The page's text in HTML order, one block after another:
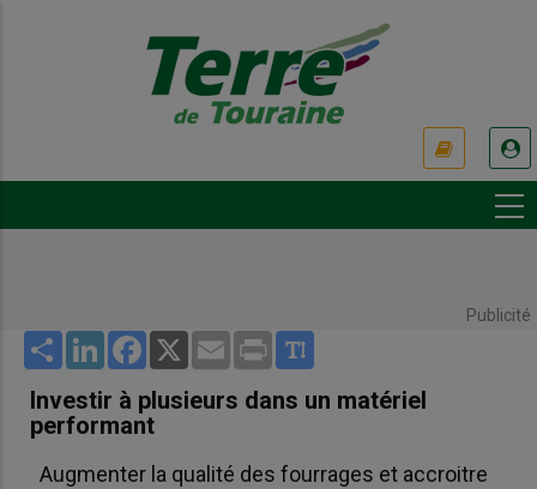
Publicité
Share LinkedInFacebook
X Email Print
Investir à plusieurs dans un matériel
performant
Augmenter la qualité des fourrages et accroitre